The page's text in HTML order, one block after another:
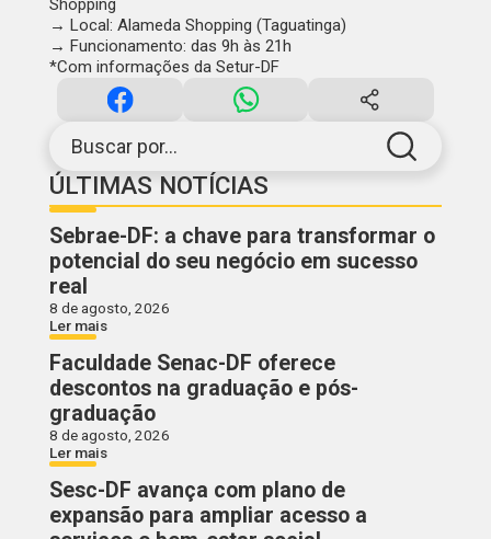
Buscar por...
ÚLTIMAS NOTÍCIAS
Sebrae-DF: a chave para transformar o
potencial do seu negócio em sucesso
real
8 de agosto, 2026
Ler mais
Faculdade Senac-DF oferece
descontos na graduação e pós-
graduação
8 de agosto, 2026
Ler mais
Sesc-DF avança com plano de
expansão para ampliar acesso a
Shopping
→ Local: Alameda Shopping (Taguatinga)
→ Funcionamento: das 9h às 21h
*Com informações da Setur-DF